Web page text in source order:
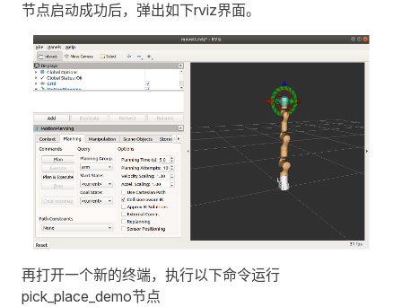
节点启动成功后，弹出如下rviz界面。
再打开一个新的终端，执行以下命令运行
pick_place_demo节点